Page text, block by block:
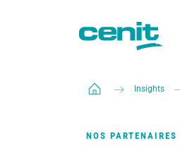
Insights
NOS